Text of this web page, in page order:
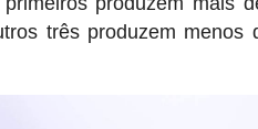
três produzem menos